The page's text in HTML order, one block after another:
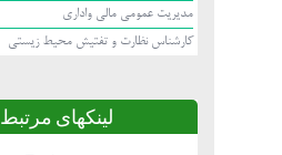
مدیریت عمومی مالی واداری
کارشناس نظارت و تفتیش محیط زیستی
لینکهای مرتبط